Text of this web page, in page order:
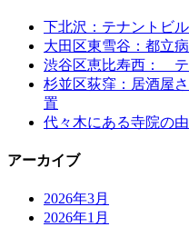
下北沢：テナントビ
大田区東雪谷：都立
渋谷区恵比寿西： テ
杉並区荻窪：居酒屋
置
代々木にある寺院の
アーカイブ
2026年3月
2026年1月